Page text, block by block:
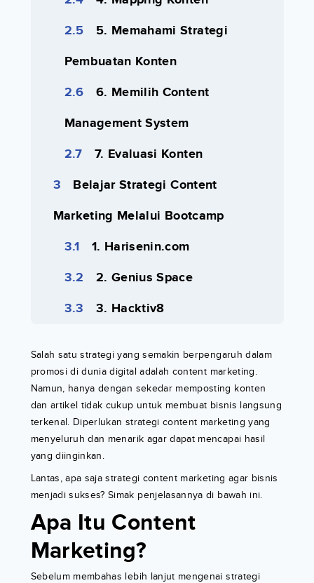
5. Memahami Strategi
Pembuatan Konten
6. Memilih Content
Management System
7. Evaluasi Konten
Belajar Strategi Content
Marketing Melalui Bootcamp
1. Harisenin.com
2. Genius Space
3. Hacktiv8
Salah satu strategi yang semakin berpengaruh dalam
promosi di dunia digital adalah content marketing.
Namun, hanya dengan sekedar memposting konten
dan artikel tidak cukup untuk membuat bisnis langsung
terkenal. Diperlukan strategi content marketing yang
menyeluruh dan menarik agar dapat mencapai hasil
yang diinginkan.
Lantas, apa saja strategi content marketing agar bisnis
menjadi sukses? Simak penjelasannya di bawah ini.
Apa Itu Content
Marketing?
Sebelum membahas lebih lanjut mengenai strategi